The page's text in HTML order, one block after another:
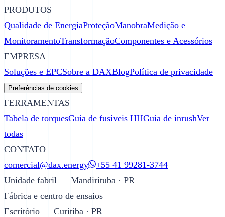
PRODUTOS
Qualidade de EnergiaProteçãoManobraMedição e
MonitoramentoTransformaçãoComponentes e Acessórios
EMPRESA
Soluções e EPCSobre a DAXBlogPolítica de privacidade
Preferências de cookies
FERRAMENTAS
Tabela de torquesGuia de fusíveis HHGuia de inrushVer
todas
CONTATO
comercial@dax.energy
+55 41 99281-3744
Unidade fabril — Mandirituba · PR
Fábrica e centro de ensaios
Escritório — Curitiba · PR